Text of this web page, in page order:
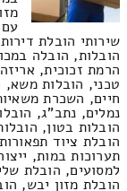
שירותי הובלת
הובלות, הובלה
הרמת זכוכית,
טכני, הובלות משא,
חיים, השכרת
נמלים, נתב"ג,
הובלות בטון,
הובלת ציוד
תערוכות במות,
למסועים, הובלת
הובלת מזון יבש,